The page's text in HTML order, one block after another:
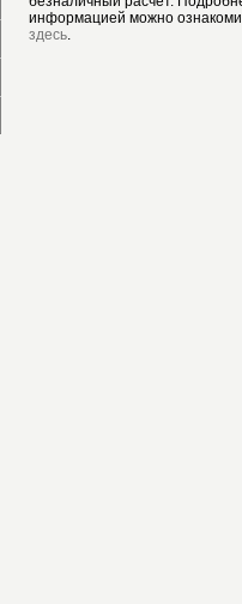
информацией можно
здесь.